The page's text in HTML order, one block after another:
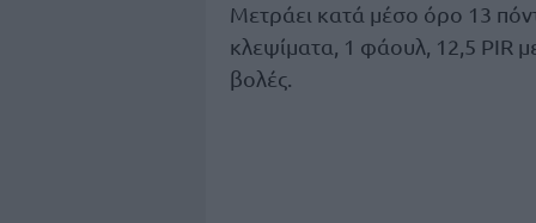
Μετράει κατά μέσο όρο 13
κλεψίματα, 1 φάουλ, 12,5 PIR
βολές.